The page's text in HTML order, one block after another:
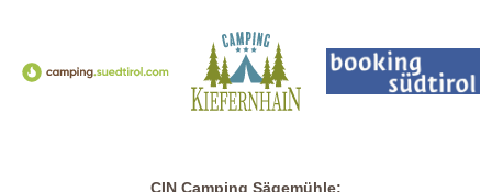
CIN Camping Sägemühle: